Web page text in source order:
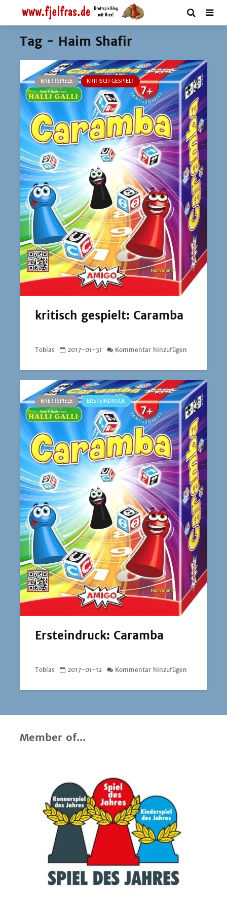
Tag - Haim Shafir
BRETTSPIELE KRITISCH GESPIELT
kritisch gespielt: Caramba
Tobias 2017-01-31 Kommentar hinzufügen
BRETTSPIELE ERSTEINDRUCK
Ersteindruck: Caramba
Tobias 2017-01-12 Kommentar hinzufügen
Member of...